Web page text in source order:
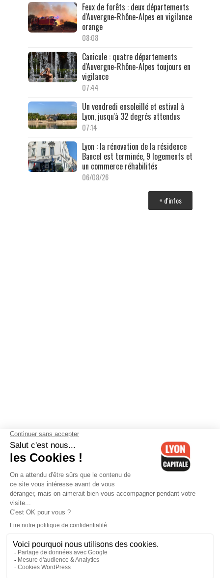
Feux de forêts : deux départements
d'Auvergne-Rhône-Alpes en vigilance
orange
08:08
Canicule : quatre départements
d'Auvergne-Rhône-Alpes toujours en
vigilance
07:44
Un vendredi ensoleillé et estival à
Lyon, jusqu'à 32 degrés attendus
07:14
Lyon : la rénovation de la résidence
Bancel est terminée, 9 logements et
un commerce réhabilités
06/08/26
+ d'infos
Contactez-nous-Mentions légales-CGV-Politique de
confidentialité-Gestion des cookies